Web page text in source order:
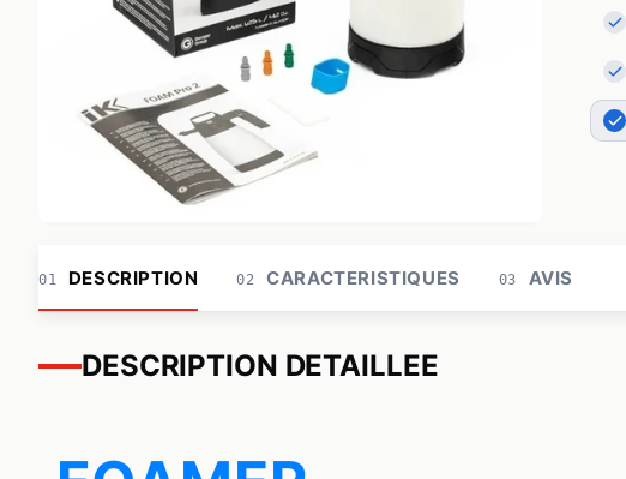
01 DESCRIPTION 02 CARACTERISTIQUES 03 AVIS
DESCRIPTION DETAILLEE